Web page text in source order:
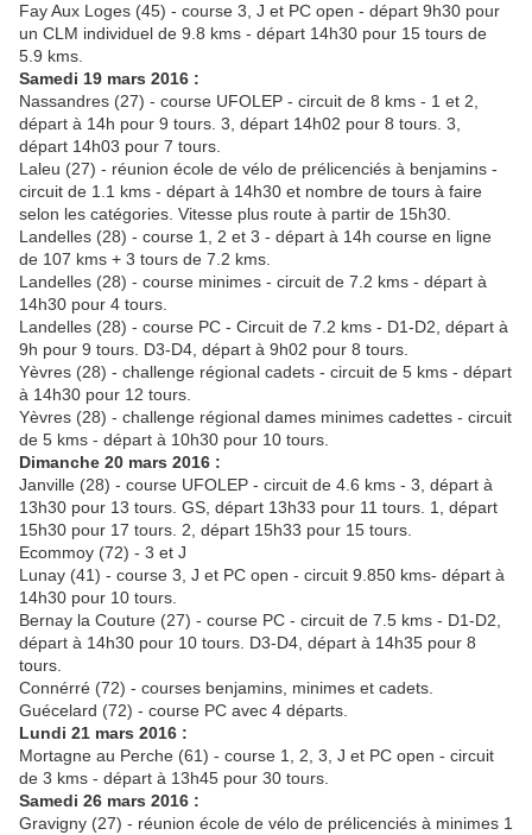
Fay Aux Loges (45) - course 3, J et PC open - départ 9h30 pour
un CLM individuel de 9.8 kms - départ 14h30 pour 15 tours de
5.9 kms.
Samedi 19 mars 2016 :
Nassandres (27) - course UFOLEP - circuit de 8 kms - 1 et 2,
départ à 14h pour 9 tours. 3, départ 14h02 pour 8 tours. 3,
départ 14h03 pour 7 tours.
Laleu (27) - réunion école de vélo de prélicenciés à benjamins -
circuit de 1.1 kms - départ à 14h30 et nombre de tours à faire
selon les catégories. Vitesse plus route à partir de 15h30.
Landelles (28) - course 1, 2 et 3 - départ à 14h course en ligne
de 107 kms + 3 tours de 7.2 kms.
Landelles (28) - course minimes - circuit de 7.2 kms - départ à
14h30 pour 4 tours.
Landelles (28) - course PC - Circuit de 7.2 kms - D1-D2, départ à
9h pour 9 tours. D3-D4, départ à 9h02 pour 8 tours.
Yèvres (28) - challenge régional cadets - circuit de 5 kms - départ
à 14h30 pour 12 tours.
Yèvres (28) - challenge régional dames minimes cadettes - circuit
de 5 kms - départ à 10h30 pour 10 tours.
Dimanche 20 mars 2016 :
Janville (28) - course UFOLEP - circuit de 4.6 kms - 3, départ à
13h30 pour 13 tours. GS, départ 13h33 pour 11 tours. 1, départ
15h30 pour 17 tours. 2, départ 15h33 pour 15 tours.
Ecommoy (72) - 3 et J
Lunay (41) - course 3, J et PC open - circuit 9.850 kms- départ à
14h30 pour 10 tours.
Bernay la Couture (27) - course PC - circuit de 7.5 kms - D1-D2,
départ à 14h30 pour 10 tours. D3-D4, départ à 14h35 pour 8
tours.
Connérré (72) - courses benjamins, minimes et cadets.
Guécelard (72) - course PC avec 4 départs.
Lundi 21 mars 2016 :
Mortagne au Perche (61) - course 1, 2, 3, J et PC open - circuit
de 3 kms - départ à 13h45 pour 30 tours.
Samedi 26 mars 2016 :
Gravigny (27) - réunion école de vélo de prélicenciés à minimes 1